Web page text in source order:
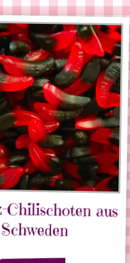
aus
Schweden